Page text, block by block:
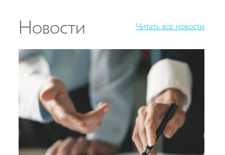
Новости Читать все новости